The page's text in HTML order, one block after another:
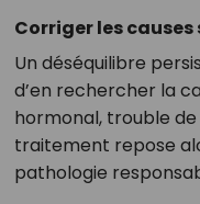
Corriger les
Un déséquilibre
d’en rechercher la
hormonal, trouble de
traitement repose
pathologie